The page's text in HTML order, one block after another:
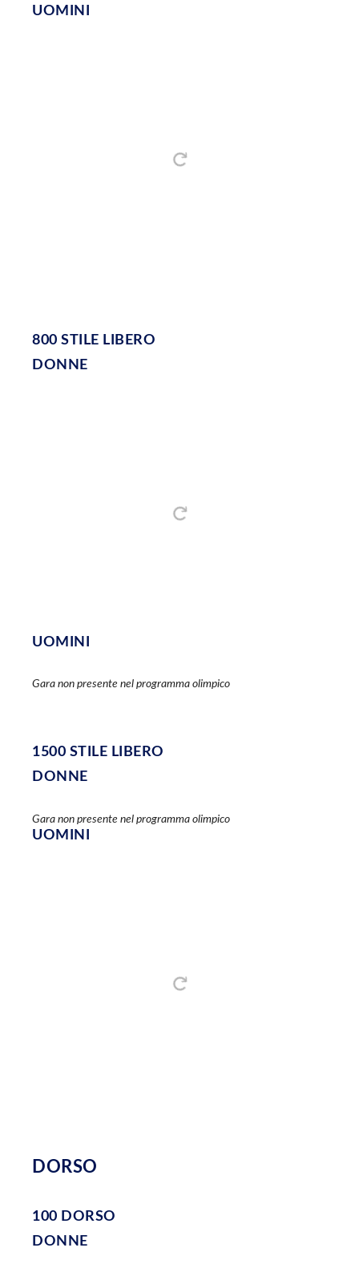
UOMINI
800 STILE LIBERO
DONNE
UOMINI
Gara non presente nel programma olimpico
1500 STILE LIBERO
DONNE
Gara non presente nel programma olimpico
UOMINI
DORSO
100 DORSO
DONNE